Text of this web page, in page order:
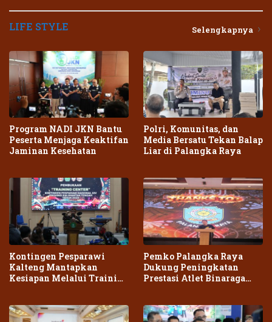
LIFE STYLE Selengkapnya
Program NADI JKN Bantu
Peserta Menjaga Keaktifan
Jaminan Kesehatan
Polri, Komunitas, dan
Media Bersatu Tekan Balap
Liar di Palangka Raya
Kontingen Pesparawi
Kalteng Mantapkan
Kesiapan Melalui Training
Pemko Palangka Raya
Dukung Peningkatan
Prestasi Atlet Binaraga